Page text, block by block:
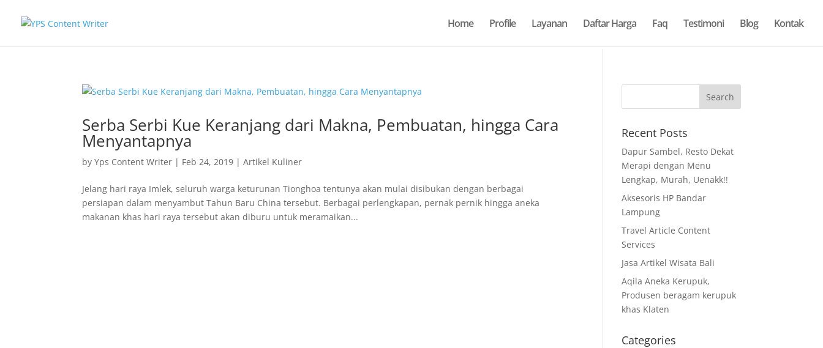
Home Profile Layanan Daftar Harga Faq Testimoni Blog Kontak
Serba Serbi Kue Keranjang dari Makna, Pembuatan, hingga Cara
Menyantapnya
byYps Content Writer | Feb 24, 2019 |Artikel Kuliner
Jelang hari raya Imlek, seluruh warga keturunan Tionghoa tentunya akan mulai disibukan dengan berbagai
persiapan dalam menyambut Tahun Baru China tersebut. Berbagai perlengkapan, pernak pernik hingga aneka
makanan khas hari raya tersebut akan diburu untuk meramaikan...
Recent Posts
Dapur Sambel, Resto Dekat
Merapi dengan Menu
Lengkap, Murah, Uenakk!!
Aksesoris HP Bandar
Lampung
Travel Article Content
Services
Jasa Artikel Wisata Bali
Aqila Aneka Kerupuk,
Produsen beragam kerupuk
khas Klaten
Categories